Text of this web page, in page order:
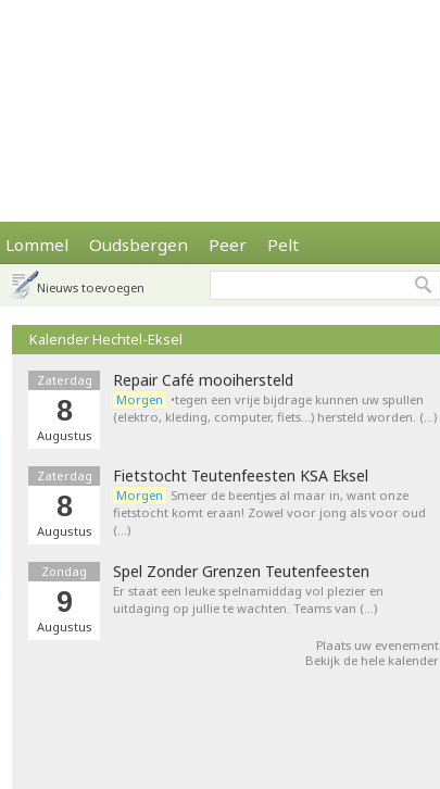
Lommel Oudsbergen Peer Pelt
Nieuws toevoegen
Kalender Hechtel-Eksel
Zaterdag
8
Augustus
Repair Café mooihersteld
Morgen •tegen een vrije bijdrage kunnen uw spullen
(elektro, kleding, computer, fiets…) hersteld worden. (…)
Zaterdag
8
Augustus
Fietstocht Teutenfeesten KSA Eksel
Morgen Smeer de beentjes al maar in, want onze
fietstocht komt eraan! Zowel voor jong als voor oud
(…)
Zondag
9
Augustus
Spel Zonder Grenzen Teutenfeesten
Er staat een leuke spelnamiddag vol plezier en
uitdaging op jullie te wachten. Teams van (…)
Plaats uw evenement
Bekijk de hele kalender